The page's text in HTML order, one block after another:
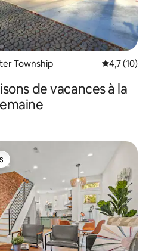
Township Évaluation
4,7 (10)
de vacances à la